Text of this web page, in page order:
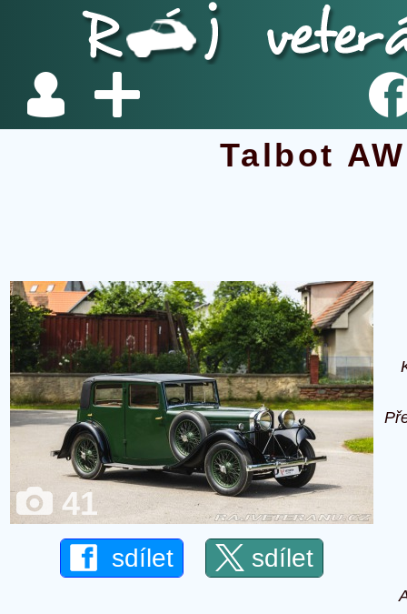
Talbot
41
sdílet sdílet